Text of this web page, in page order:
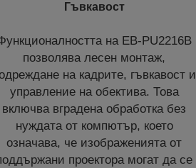
Гъвкавост
на EB-PU2216B
позволява лесен монтаж,
на кадрите, гъвкавост и
управление на обектива. Това
включва вградена обработка без
нуждата от компютър, което
означава, че изображенията от
проектора могат да се